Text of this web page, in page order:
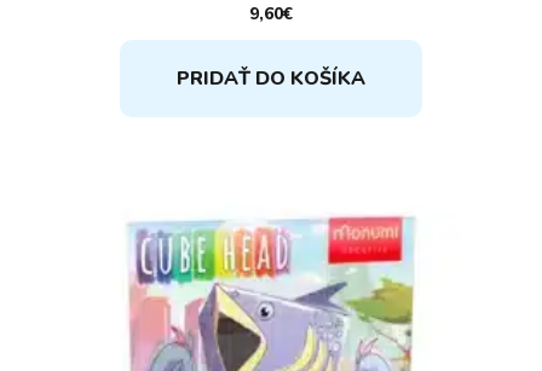
9,60€
PRIDAŤ DO KOŠÍKA